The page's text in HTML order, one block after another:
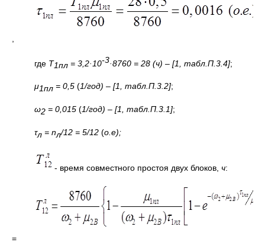
где Т1пл= 3,2·10-3·8760 = 28 (ч) – [1, табл.П.3.4];
μ1пл= 0,5(1/год) – [1, табл.П.3.2];
ω2= 0,015(1/год) – [1, табл.П.3.1];
τл= nл/12 = 5/12(о.е);
- время совместного простоя двух блоков, ч:
=